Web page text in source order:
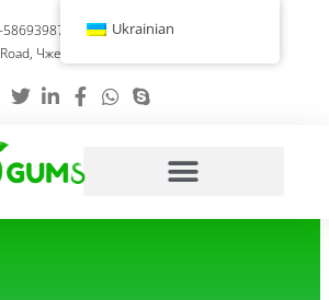
info@gumstabilizer.com
Чженчжоу, провінція Хенань, Китай
Ukrainian